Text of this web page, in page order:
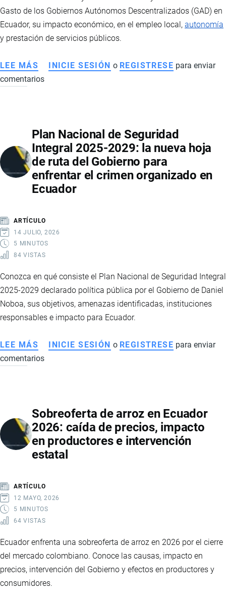
Gasto de los Gobiernos Autónomos Descentralizados (GAD) en
Ecuador, su impacto económico, en el empleo local, autonomía
y prestación de servicios públicos.
LEE MÁS SOBRE
REFORMA
ECUADOR:
IMPLICACIONES
ECONÓMICAS,
EMPLEO
Y
INICIE SESIÓN o REGISTRESE para enviar
comentarios
Plan Nacional de Seguridad
Integral 2025-2029: la nueva hoja
de ruta del Gobierno para
enfrentar el crimen organizado en
Ecuador
ARTÍCULO
14 JULIO, 2026
5 MINUTOS
84 VISTAS
Conozca en qué consiste el Plan Nacional de Seguridad Integral
2025-2029 declarado política pública por el Gobierno de Daniel
Noboa, sus objetivos, amenazas identificadas, instituciones
responsables e impacto para Ecuador.
LEE MÁS SOBRE
PLAN
INTEGRAL
2025-
2029:
LA
DE
RUTA
DEL
INICIE SESIÓN o REGISTRESE para enviar
comentarios
Sobreoferta de arroz en Ecuador
2026: caída de precios, impacto
en productores e intervención
estatal
ARTÍCULO
12 MAYO, 2026
5 MINUTOS
64 VISTAS
Ecuador enfrenta una sobreoferta de arroz en 2026 por el cierre
del mercado colombiano. Conoce las causas, impacto en
precios, intervención del Gobierno y efectos en productores y
consumidores.